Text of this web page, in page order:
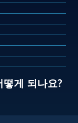
떻게 되나요?